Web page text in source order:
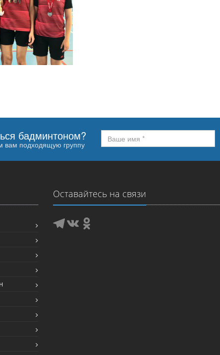
бадминтоном?
вам подходящую группу
Оставайтесь на связи